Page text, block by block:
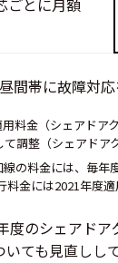
ごとに月額
帯に故障対応
料金（シェアドア
調整（シェアド
の料金には、毎年
金には2021年度適
度のシェアド
ても見直しして